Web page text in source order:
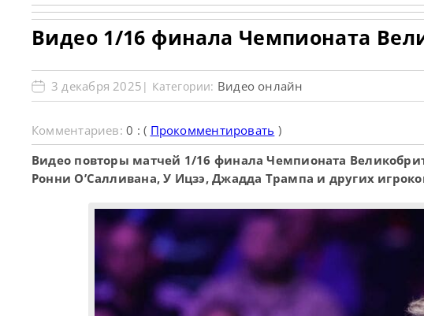
Видео 1/16 финала Чемпионата
3 декабря 2025 | Категории: Видео онлайн
Комментариев:0 : ( Прокомментировать )
Видео повторы матчей 1/16 финала Чемпионата
Ронни О’Салливана, У Ицзэ, Джадда Трампа и других